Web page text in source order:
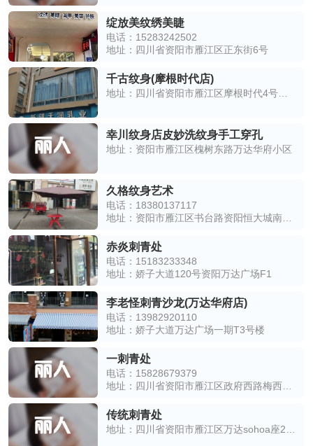
绽放美纹绣美睫
电话：15283242502
地址：四川省资阳市雁江区正东街6号
千古纹身(摩根时代店)
幸川纹身店皮妙洗纹身手工穿孔
地址：资阳市雁江区槐树东路万达华府小区
久格纹身艺术
电话：18380137117
赤炎刺青处
电话：15183233348
地址：娇子大道120号资阳万达广场F1
李老怪刺青沙龙(万达华府店)
电话：13982920110
地址：娇子大道万达广场一期T3号楼
一刺青处
电话：15828679379
传统刺青处